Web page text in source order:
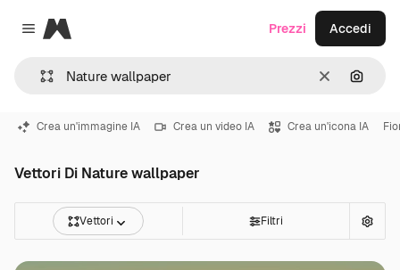
Close menu
Magnific
CancellaCerca
Prezzi Accedi
Crea un'immagine IA Crea un video IA Crea un'icona IA
Vettori Di Nature wallpaper
Vettori Filtri